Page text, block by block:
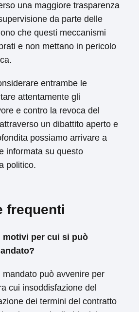
una maggiore trasparenza
da parte delle
che questi meccanismi
e non mettano in pericolo
entrambe le
attentamente gli
e contro la revoca del
un dibattito aperto e
possiamo arrivare a
informata su questo
politico.
frequenti
motivi per cui si può
mandato può avvenire per
cui insoddisfazione del
dei termini del contratto